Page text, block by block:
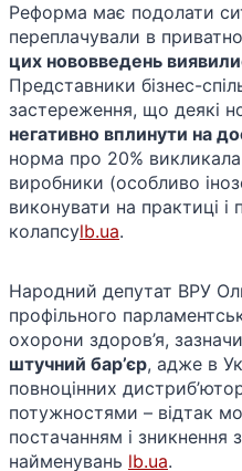
Реформа має подолати
переплачували в
цих нововведень
Представники бізнес-
застереження, що деякі
негативно вплинути на
норма про 20%
виробники (особливо
виконувати на практиці
колапсу​lb.ua.
Народний депутат ВРУ
профільного
охорони здоров’я,
штучний бар’єр, адже в
повноцінних
потужностями – відтак
постачанням і зникнення
найменувань lb.ua.